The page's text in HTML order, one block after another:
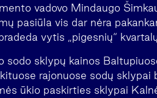
vadovo Mindaugo
pasiūla vis dar nėra
vytis „pigesnių“
sodo sklypų kainos
rajonuose sodų sklypai
ūkio paskirties sklypai